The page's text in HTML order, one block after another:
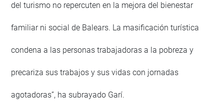
del turismo no repercuten en la mejora del bienestar
familiar ni social de Balears. La masificación turística
condena a las personas trabajadoras a la pobreza y
precariza sus trabajos y sus vidas con jornadas
agotadoras”, ha subrayado Garí.